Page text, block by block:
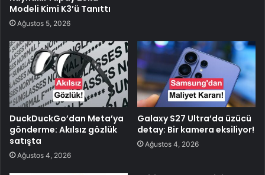
Modeli Kimi K3’ü Tanıttı
Ağustos 5, 2026
DuckDuckGo’dan Meta’ya
gönderme: Akılsız gözlük
satışta
Ağustos 4, 2026
Galaxy S27 Ultra’da üzücü
detay: Bir kamera eksiliyor!
Ağustos 4, 2026